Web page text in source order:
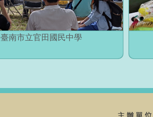
臺南市立官田國民中學